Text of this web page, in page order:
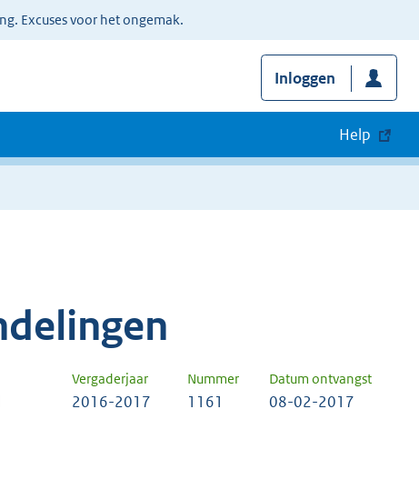
Excuses voor het ongemak.
Inloggen
Help
Vergaderjaar Nummer Datum ontvangst
2016-2017 1161 08-02-2017